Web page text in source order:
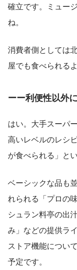
確立です。ミュー
ね。
消費者側としては
屋でも食べられる
ーー利便性以外
はい。大手スーパ
高いレベルのレシ
が食べられる」と
ベーシックな品も
れられる「プロの
シュラン料亭の出
み」などの提供ラ
ストア機能につい
予定です。